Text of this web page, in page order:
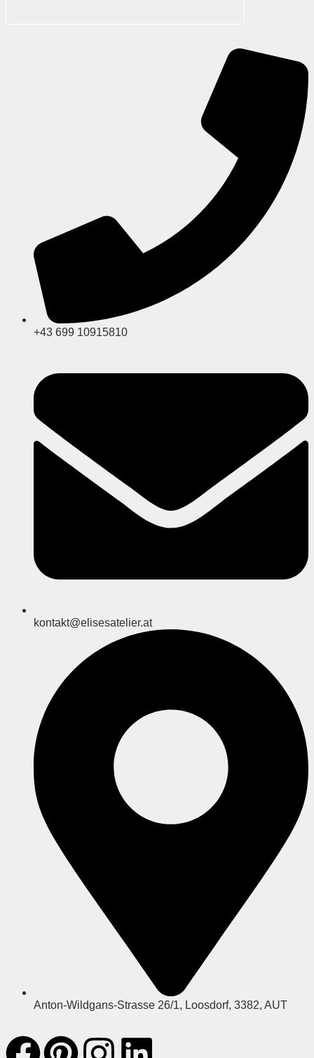
+43 699 10915810
kontakt@elisesatelier.at
Anton-Wildgans-Strasse 26/1, Loosdorf, 3382, AUT